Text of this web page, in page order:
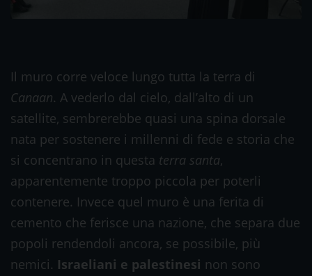
Il muro corre veloce lungo tutta la terra di
Canaan. A vederlo dal cielo, dall’alto di un
satellite, sembrerebbe quasi una spina dorsale
nata per sostenere i millenni di fede e storia che
si concentrano in questa terra santa,
apparentemente troppo piccola per poterli
contenere. Invece quel muro è una ferita di
cemento che ferisce una nazione, che separa due
popoli rendendoli ancora, se possibile, più
nemici. Israeliani e palestinesi non sono